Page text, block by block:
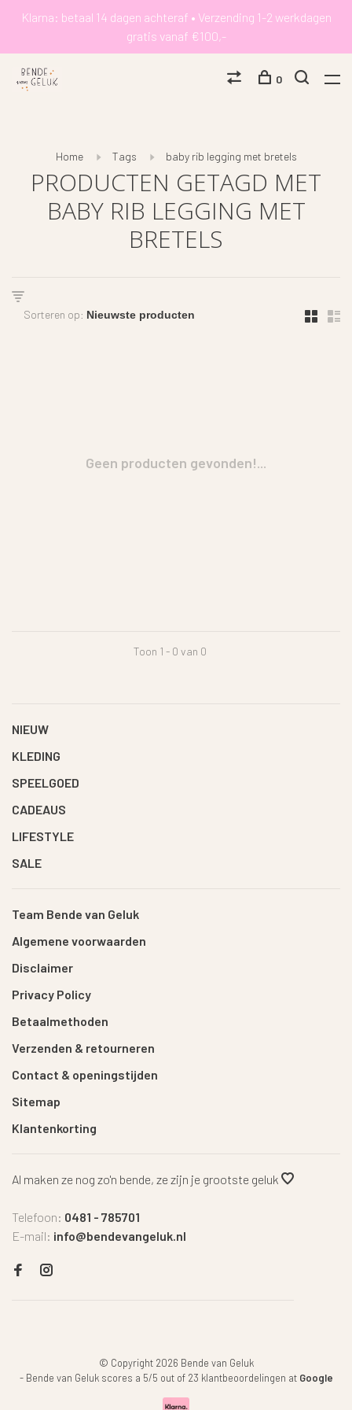
Klarna: betaal 14 dagen achteraf • Verzending 1-2 werkdagen
gratis vanaf €100,-
0
Home Tags baby rib legging met bretels
PRODUCTEN GETAGD MET
BABY RIB LEGGING MET
BRETELS
Sorteren op:
Geen producten gevonden!...
Toon 1 - 0 van 0
NIEUW
KLEDING
SPEELGOED
CADEAUS
LIFESTYLE
SALE
Team Bende van Geluk
Algemene voorwaarden
Disclaimer
Privacy Policy
Betaalmethoden
Verzenden & retourneren
Contact & openingstijden
Sitemap
Klantenkorting
Al maken ze nog zo'n bende, ze zijn je grootste geluk
Telefoon: 0481 - 785701
E-mail: info@bendevangeluk.nl
© Copyright 2026 Bende van Geluk
- Bende van Geluk scores a 5/5 out of 23 klantbeoordelingen at Google